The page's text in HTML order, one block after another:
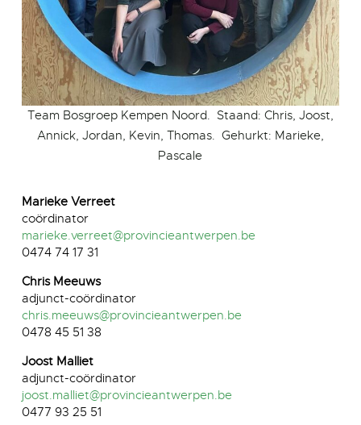
Team Bosgroep Kempen Noord. Staand: Chris, Joost,
Annick, Jordan, Kevin, Thomas. Gehurkt: Marieke,
Pascale
Marieke Verreet
coördinator
marieke.verreet@provincieantwerpen.be
0474 74 17 31
Chris Meeuws
adjunct-coördinator
chris.meeuws@provincieantwerpen.be
0478 45 51 38
Joost Malliet
adjunct-coördinator
joost.malliet@provincieantwerpen.be
0477 93 25 51